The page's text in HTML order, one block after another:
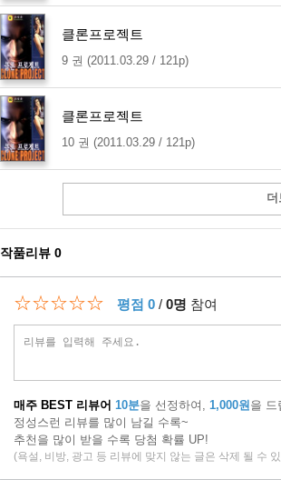
클론프로젝트
9 권 (2011.03.29 / 121p)
클론프로젝트
10 권 (2011.03.29 / 121p)
더
작품리뷰 0
☆☆☆☆☆ 평점 0 / 0명 참여
매주 BEST 리뷰어 10분을 선정하여, 1,000원을 드
정성스런 리뷰를 많이 남길 수록~
추천을 많이 받을 수록 당첨 확률 UP!
(욕설, 비방, 광고 등 리뷰에 맞지 않는 글은 삭제 될 수